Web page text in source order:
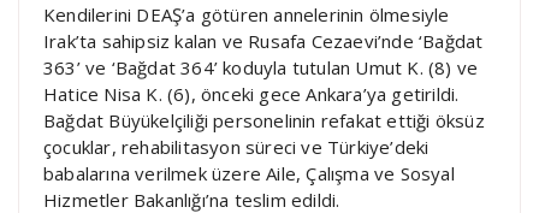
Kendilerini DEAŞ’a götüren annelerinin ölmesiyle
Irak’ta sahipsiz kalan ve Rusafa Cezaevi’nde ‘Bağdat
363’ ve ‘Bağdat 364’ koduyla tutulan Umut K. (8) ve
Hatice Nisa K. (6), önceki gece Ankara’ya getirildi.
Bağdat Büyükelçiliği personelinin refakat ettiği öksüz
çocuklar, rehabilitasyon süreci ve Türkiye’deki
babalarına verilmek üzere Aile, Çalışma ve Sosyal
Hizmetler Bakanlığı’na teslim edildi.